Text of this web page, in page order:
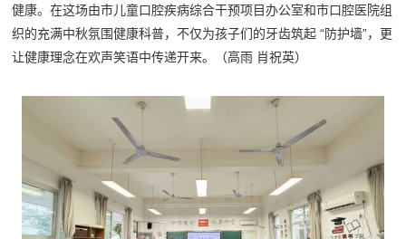
健康。在这场由市儿童口腔疾病综合干预项目办公室和市口腔医院组
织的充满中秋氛围健康科普，不仅为孩子们的牙齿筑起 “防护墙”，更
让健康理念在欢声笑语中传递开来。（高雨 肖祝英）